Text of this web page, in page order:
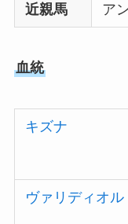
近親馬 ア
血統
キズナ
ヴァリディオル